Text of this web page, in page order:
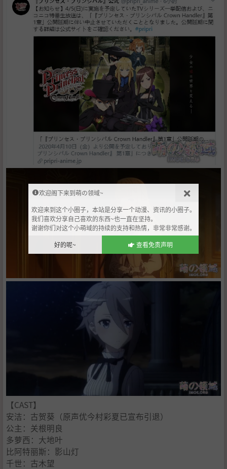
【CAST】
安洁：古贺葵（原声优今村彩夏已宣布引退）
公主：关根明良
多萝西：大地叶
比阿特丽斯：影山灯
千世：古木望
欢迎阁下来到萌の领域~
欢迎来到这个小圈子，本站是分享一个动漫、资讯的小圈子。
我们喜欢分享自己喜欢的东西~也一直在坚持。
谢谢你们对这个小萌域的持续的支持和热情，非常非常感谢。
好的呢~
查看免责声明